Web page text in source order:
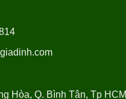
Hòa, Q. Bình Tân, Tp HCM